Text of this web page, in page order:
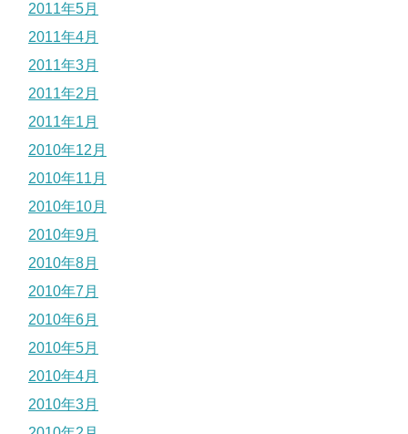
2011年5月
2011年4月
2011年3月
2011年2月
2011年1月
2010年12月
2010年11月
2010年10月
2010年9月
2010年8月
2010年7月
2010年6月
2010年5月
2010年4月
2010年3月